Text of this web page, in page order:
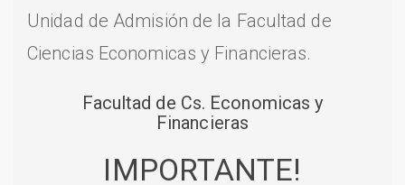
Unidad de Admisión de la Facultad de
Ciencias Economicas y Financieras.
Facultad de Cs. Economicas y
Financieras
IMPORTANTE!